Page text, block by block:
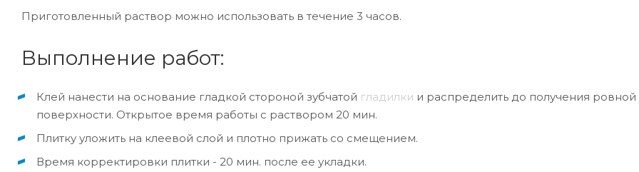
Приготовленный раствор можно использовать в течение 3 часов.
Выполнение работ:
Клей нанести на основание гладкой стороной зубчатой гладилки и распределить до получения ровной
поверхности. Открытое время работы с раствором 20 мин.
Плитку уложить на клеевой слой и плотно прижать со смещением.
Время корректировки плитки - 20 мин. после ее укладки.